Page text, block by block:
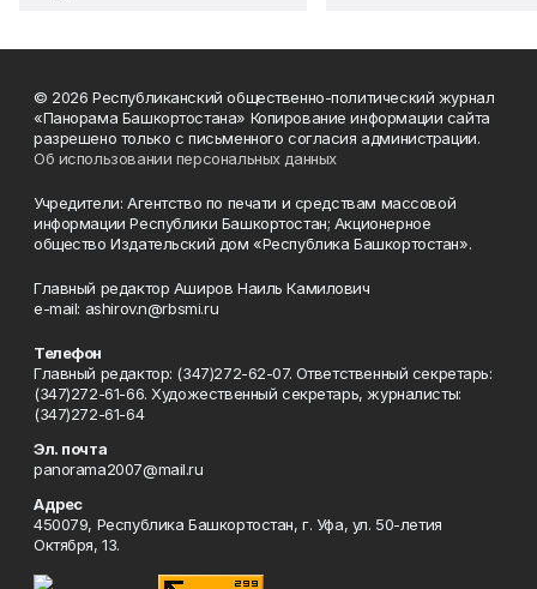
© 2026 Республиканский общественно-политический журнал
«Панорама Башкортостана» Копирование информации сайта
разрешено только с письменного согласия администрации.
Об использовании персональных данных
Учредители: Агентство по печати и средствам массовой
информации Республики Башкортостан; Акционерное
общество Издательский дом «Республика Башкортостан».
Главный редактор Аширов Наиль Камилович
e-mail: ashirov.n@rbsmi.ru
Телефон
Главный редактор: (347)272-62-07. Ответственный секретарь:
(347)272-61-66. Художественный секретарь, журналисты:
(347)272-61-64
Эл. почта
panorama2007@mail.ru
Адрес
450079, Республика Башкортостан, г. Уфа, ул. 50-летия
Октября, 13.